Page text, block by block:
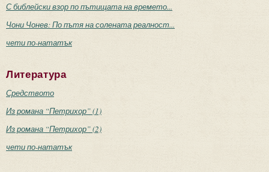
С библейски взор по пътищата на времето...
Чони Чонев: По пътя на солената реалност...
чети по-нататък
Литература
Средството
Из романа “Петрихор” (1)
Из романа “Петрихор” (2)
чети по-нататък